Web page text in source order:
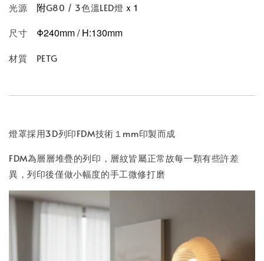
光源 附G80 / 3色溫LED燈 ｘ1
尺寸 Φ240mm / H:130mm
材質 PETG
燈罩採用3D列印FDM技術１mm印製而成
FDM為層層堆疊的列印，層紋皆屬正常故每一顆有些許差
異，列印後僅做小幅度的手工微修打磨